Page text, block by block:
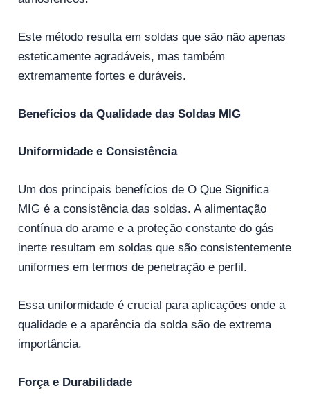
Este método resulta em soldas que são não apenas
esteticamente agradáveis, mas também
extremamente fortes e duráveis.
Benefícios da Qualidade das Soldas MIG
Uniformidade e Consistência
Um dos principais benefícios de O Que Significa
MIG é a consistência das soldas. A alimentação
contínua do arame e a proteção constante do gás
inerte resultam em soldas que são consistentemente
uniformes em termos de penetração e perfil.
Essa uniformidade é crucial para aplicações onde a
qualidade e a aparência da solda são de extrema
importância.
Força e Durabilidade